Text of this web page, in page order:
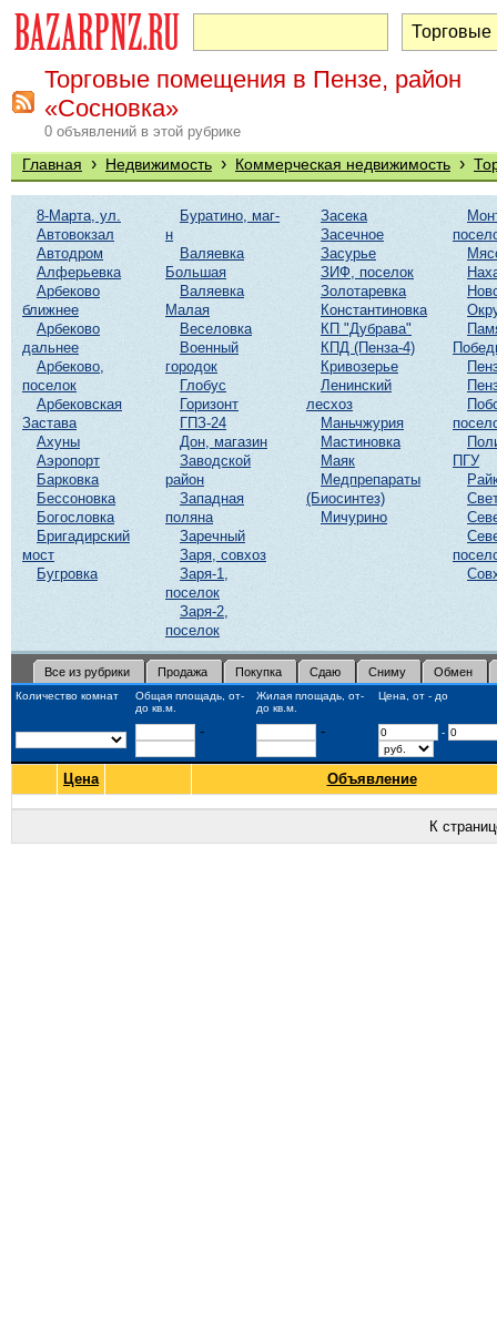
Торговые помещения в Пензе, район
«Сосновка»
0 объявлений в этой рубрике
Главная › Недвижимость › Коммерческая недвижимость ›
8-Марта, ул.
Автовокзал
Автодром
Алферьевка
Арбеково
ближнее
Арбеково
дальнее
Арбеково,
поселок
Арбековская
Застава
Ахуны
Аэропорт
Барковка
Бессоновка
Богословка
Бригадирский
мост
Бугровка
Буратино, маг-
н
Валяевка
Большая
Валяевка
Малая
Веселовка
Военный
городок
Глобус
Горизонт
ГПЗ-24
Дон, магазин
Заводской
район
Западная
поляна
Заречный
Заря, совхоз
Заря-1,
поселок
Заря-2,
поселок
Засека
Засечное
Засурье
ЗИФ, поселок
Золотаревка
Константиновка
КП "Дубрава"
КПД (Пенза-4)
Кривозерье
Ленинский
лесхоз
Маньчжурия
Мастиновка
Маяк
Медпрепараты
(Биосинтез)
Мичурино
ПГУ
Все из рубрики Продажа Покупка Сдаю Сниму Обмен
Количество комнат
Общая площадь, от-
до кв.м.
Жилая площадь, от-
до кв.м.
Цена, от - до
- - -
Цена Объявление
К